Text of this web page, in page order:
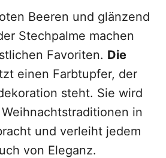
Beeren und glänzend
Stechpalme machen
Favoriten. Die
einen Farbtupfer, der
steht. Sie wird
in
und verleiht jedem
von Eleganz.